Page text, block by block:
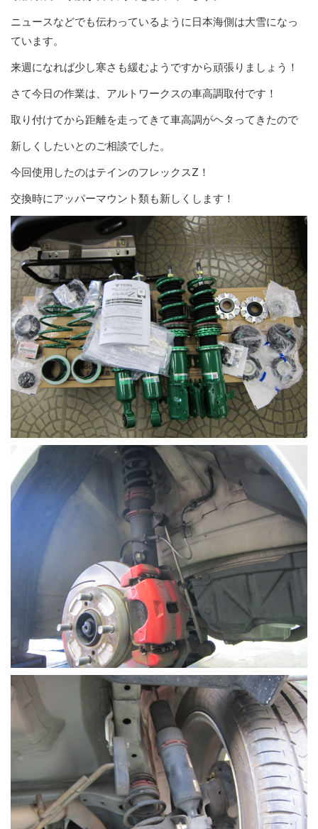
ニュースなどでも伝わっているように日本海側は大雪になっ
ています。
来週になれば少し寒さも緩むようですから頑張りましょう！
さて今日の作業は、アルトワークスの車高調取付です！
取り付けてから距離を走ってきて車高調がヘタってきたので
新しくしたいとのご相談でした。
今回使用したのはテインのフレックスZ！
交換時にアッパーマウント類も新しくします！